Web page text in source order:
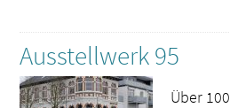
Ausstellwerk 95
Über 100